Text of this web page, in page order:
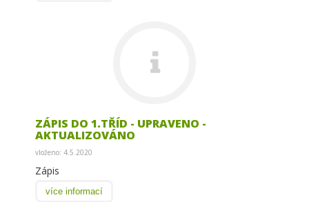
ZÁPIS DO 1.TŘÍD - UPRAVENO -
AKTUALIZOVÁNO
vloženo: 4.5.2020
Zápis
více informací